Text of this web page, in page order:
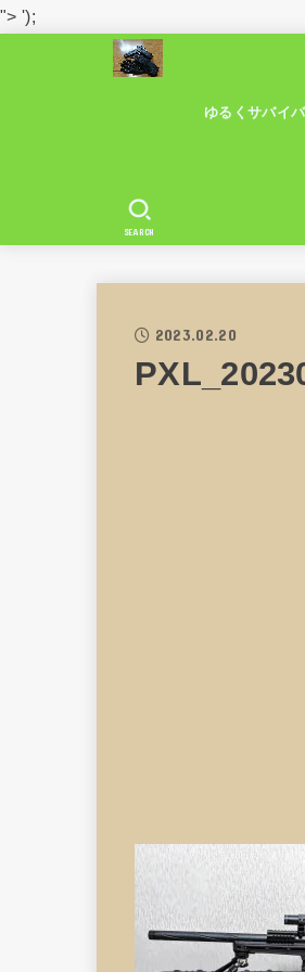
"> ');
ゆるくサバイ
SEARCH
2023.02.20